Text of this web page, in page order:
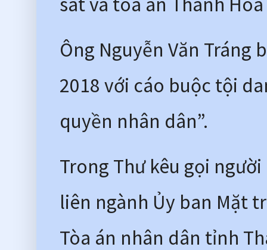
Ông Nguyễn Văn
2018 với cáo buộc tội
quyền nhân dân”.
Trong Thư kêu gọi
liên ngành Ủy ban Mặt
Tòa án nhân dân tỉnh